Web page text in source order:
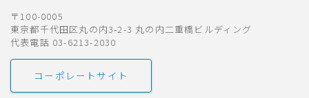
〒100-0005
東京都千代田区丸の内3-2-3 丸の内二重橋ビルディング
代表電話 03-6213-2030
コーポレートサイト